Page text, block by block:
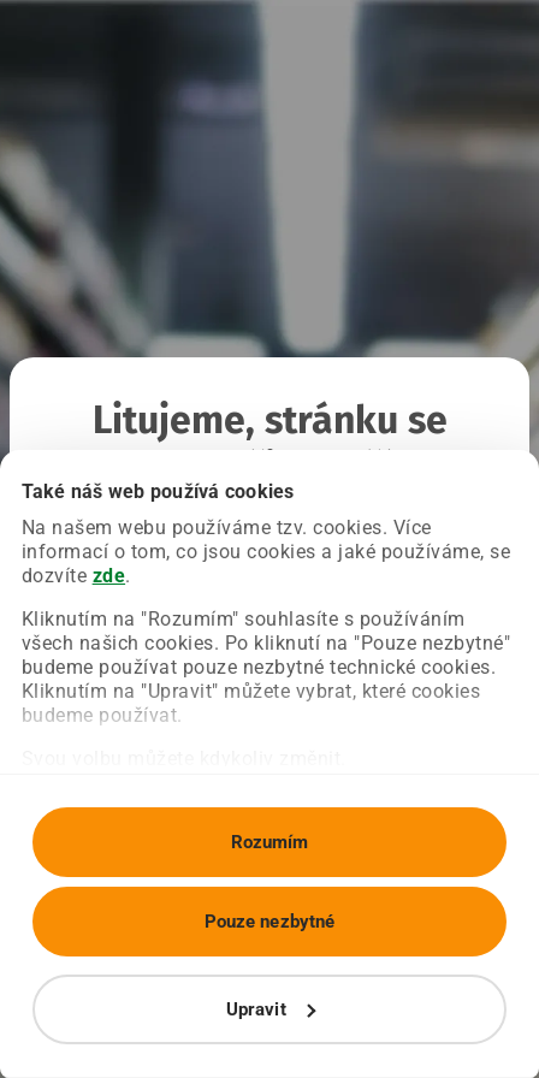
Také náš web používá cookies
Na našem webu používáme tzv. cookies. Více
informací o tom, co jsou cookies a jaké používáme, se
dozvíte zde.
Kliknutím na "Rozumím" souhlasíte s používáním
všech našich cookies. Po kliknutí na "Pouze nezbytné"
budeme používat pouze nezbytné technické cookies.
Kliknutím na "Upravit" můžete vybrat, které cookies
budeme používat.
Rozumím
Upravit
Pouze nezbytné
Litujeme, stránku se
Chyba nastala na naší straně a už ji opravujeme.
Zkuste prosím znovu načíst požadovanou stránku.
Obnovit stránku Úvodní strana